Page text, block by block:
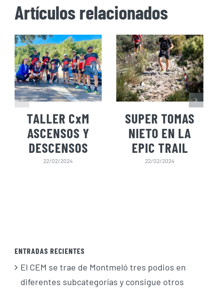
Artículos relacionados
TALLER CxM
ASCENSOS Y
DESCENSOS
22/02/2024
SUPER TOMAS
NIETO EN LA
EPIC TRAIL
22/02/2024
ENTRADAS RECIENTES
El CEM se trae de Montmeló tres podios en
diferentes subcategorías y consigue otros